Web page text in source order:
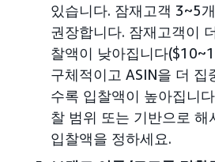
있습니다. 잠재고객 3~5
권장합니다. 잠재고객이
찰액이 낮아집니다
구체적이고 ASIN을 더 집
수록 입찰액이 높아집니
찰 범위 또는 기반으로 해
입찰액을 정하세요.